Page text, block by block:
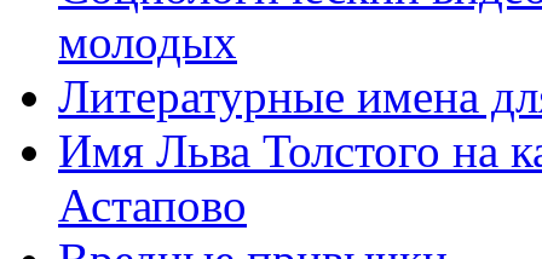
молодых
Литературные имена
Имя Льва Толстого на
Астапово